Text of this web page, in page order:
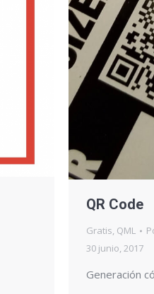
QR Code
Gratis, QML
30 junio, 2017
Generación